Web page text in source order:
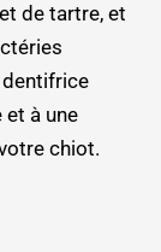
de tartre, et
dentifrice
et à une
chiot.